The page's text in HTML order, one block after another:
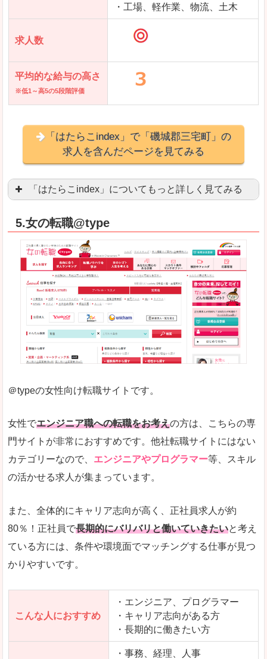
・工場、軽作業、物流、土木
求人数
平均的な給与の高さ
※低1～高5の5段階評価
「はたらこindex」で「磯城郡三宅町」の
求人を含んだページを見てみる
「はたらこindex」についてもっと詳しく見てみる
良いところ
求人が毎時更新されます！（他社求人サイトは週
希望職種の平均時給が瞬時にわかります。アルバ
求人数が多すぎて、逆に絞り込みに悩んだり、迷
雇用形態にもよりますが、給与額に幅があります。
詳しい説明
希望する職種の平均時給がすぐにわかるので、給
また、他社転職サイトにはない日払いや週払いと
新着案件が続々とアップされるので、転職を急い
人気度
また、上戸彩さんのCMでおなじみなこともあり
使いやすさ
全体的にオレンジ色のトーンで、見ていても疲れ
「はたらこindex」で「磯城郡三宅町」の
求人を含んだページを見てみる
5.女の転職@type
＠typeの女性向け転職サイトです。
女性でエンジニア職への転職をお考えの方は、こちらの専
門サイトが非常におすすめです。他社転職サイトにはない
カテゴリーなので、 エンジニアやプログラマー等、スキル
の活かせる求人が集まっています。
また、全体的にキャリア志向が高く、正社員求人が約
80％！正社員で長期的にバリバリと働いていきたいと考え
ている方には、条件や環境面でマッチングする仕事が見つ
かりやすいです。
こんな人におすすめ
・エンジニア、プログラマー
・キャリア志向がある方
・長期的に働きたい方
・事務、経理、人事